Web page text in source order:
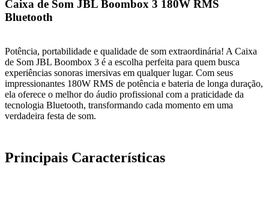
Caixa de Som JBL Boombox 3 180W RMS
Bluetooth
Potência, portabilidade e qualidade de som extraordinária! A Caixa
de Som JBL Boombox 3 é a escolha perfeita para quem busca
experiências sonoras imersivas em qualquer lugar. Com seus
impressionantes 180W RMS de potência e bateria de longa duração,
ela oferece o melhor do áudio profissional com a praticidade da
tecnologia Bluetooth, transformando cada momento em uma
verdadeira festa de som.
Principais Características